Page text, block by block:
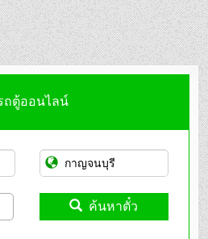
ถตู้ออนไลน์
ค้นหาตั๋ว